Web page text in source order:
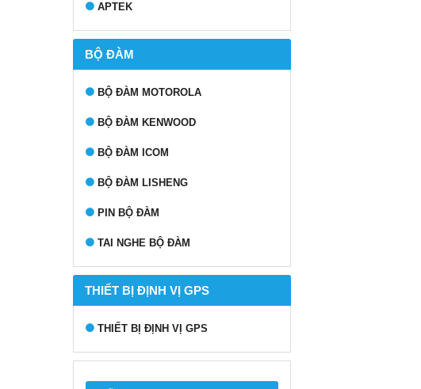
APTEK
BỘ ĐÀM
BỘ ĐÀM MOTOROLA
BỘ ĐÀM KENWOOD
BỘ ĐÀM ICOM
BỘ ĐÀM LISHENG
PIN BỘ ĐÀM
TAI NGHE BỘ ĐÀM
THIẾT BỊ ĐỊNH VỊ GPS
THIẾT BỊ ĐỊNH VỊ GPS